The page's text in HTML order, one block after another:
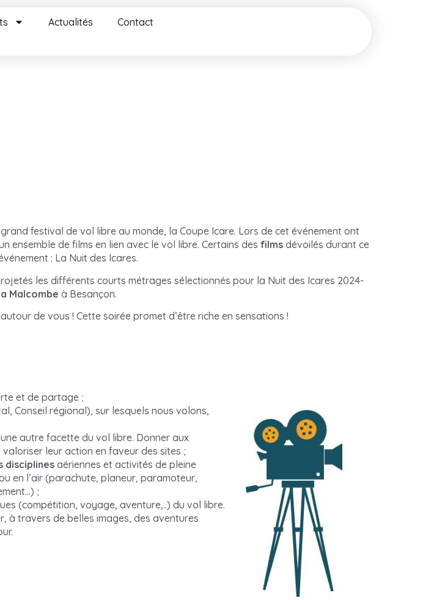
Actualités Contact
festival de vol libre au monde, la Coupe Icare. Lors de cet événement ont
ensemble de films en lien avec le vol libre. Certains des films dévoilés durant ce
: La Nuit des Icares.
les différents courts métrages sélectionnés pour la Nuit des Icares 2024-
Malcombe à Besançon.
de vous ! Cette soirée promet d’être riche en sensations !
et de partage ;
Conseil régional), sur lesquels nous volons,
autre facette du vol libre. Donner aux
leur action en faveur des sites ;
disciplines aériennes et activités de pleine
en l’air (parachute, planeur, paramoteur,
;
(compétition, voyage, aventure,..) du vol libre.
à travers de belles images, des aventures